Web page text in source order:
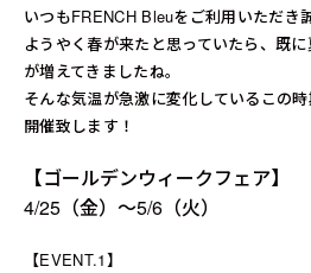
プライバシーポリシー
特定商取引法の表記
いつもFRENCH Bleuをご利用いただき
ようやく春が来たと思っていたら、既
が増えてきましたね。
そんな気温が急激に変化しているこの
開催致します！
【ゴールデンウィークフェア】
4/25（金）～5/6（火）
【EVENT.1】